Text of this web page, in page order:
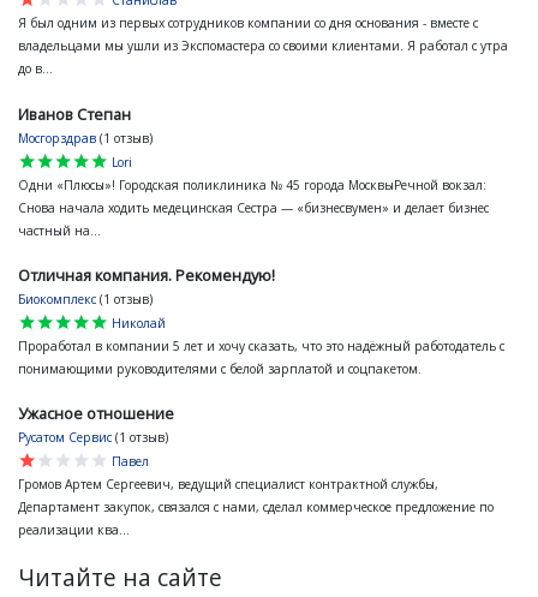
Я был одним из первых сотрудников компании со дня основания - вместе с
владельцами мы ушли из Экспомастера со своими клиентами. Я работал с утра
до в...
Иванов Степан
Мосгорздрав (1 отзыв)
star
star
star
star
star
Lori
Одни «Плюсы»! Городская поликлиника № 45 города МосквыРечной вокзал:
Снова начала ходить медецинская Сестра — «бизнесвумен» и делает бизнес
частный на...
Отличная компания. Рекомендую!
Биокомплекс (1 отзыв)
star
star
star
star
star
Николай
Проработал в компании 5 лет и хочу сказать, что это надёжный работодатель с
понимающими руководителями с белой зарплатой и соцпакетом.
Ужасное отношение
Русатом Сервис (1 отзыв)
star
star
star
star
star
Павел
Громов Артем Сергеевич, ведущий специалист контрактной службы,
Департамент закупок, связался с нами, сделал коммерческое предложение по
реализации ква...
Читайте на сайте